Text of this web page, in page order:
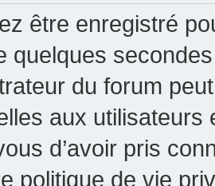
être enregistré
quelques
du forum
aux
d’avoir pris
politique de vie